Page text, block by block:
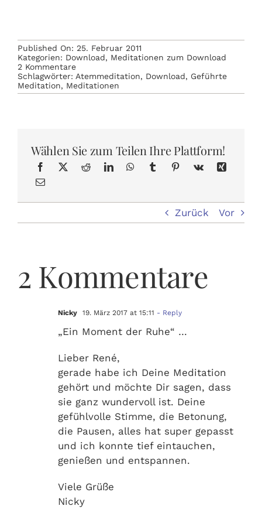
Published On: 25. Februar 2011
Kategorien: Download, Meditationen zum Download
2 Kommentareon
Meditation
zum
Download
Schlagwörter: Atemmeditation, Download, Geführte
Meditation, Meditationen
Wählen Sie zum Teilen Ihre Plattform!
Zurück Vor
2 Kommentare
Nicky 19. März 2017 at 15:11 - Reply
„Ein Moment der Ruhe“ …
Lieber René,
gerade habe ich Deine Meditation
gehört und möchte Dir sagen, dass
sie ganz wundervoll ist. Deine
gefühlvolle Stimme, die Betonung,
die Pausen, alles hat super gepasst
und ich konnte tief eintauchen,
genießen und entspannen.
Viele Grüße
Nicky